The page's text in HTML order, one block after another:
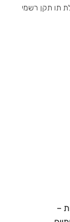
תו תקן רשמי
–